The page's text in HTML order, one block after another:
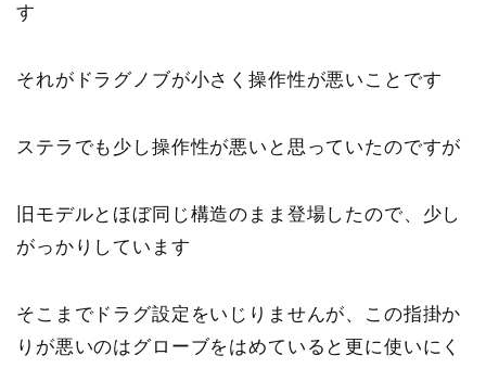
す
それが ドラグノブが小さく操作性が悪い ことです
ステラでも少し操作性が悪いと思っていたのですが
旧モデルとほぼ同じ構造のまま登場したので、少し
がっかりしています
そこまでドラグ設定をいじりませんが、この指掛か
りが悪いのはグローブをはめていると更に使いにく